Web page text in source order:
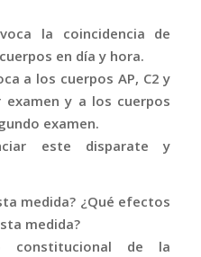
la coincidencia de
en día y hora.
a los cuerpos AP, C2 y
examen y a los cuerpos
examen.
este disparate y
medida? ¿Qué efectos
medida?
constitucional de la